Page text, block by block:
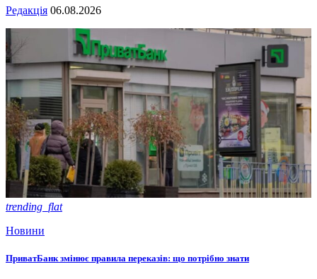
Редакція 06.08.2026
trending_flat
Новини
ПриватБанк змінює правила переказів: що потрібно знати